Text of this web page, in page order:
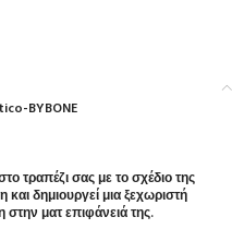
BYBONE
τραπέζι σας με το σχέδιο της
δημιουργεί μια ξεχωριστή
στην ματ επιφάνειά της.